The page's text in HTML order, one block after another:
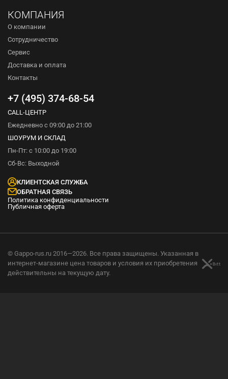
КОМПАНИЯ
О компании
Сотрудничество
Сервис
Доставка и оплата
Контакты
+7 (495) 374-68-54
CALL-ЦЕНТР
Ежедневно с 09:00 до 21:00
ШОУРУМ И СКЛАД
Пн-Пт: с 10:00 до 19:00
Сб-Вс: Выходной
КЛИЕНТСКАЯ СЛУЖБА
ОБРАТНАЯ СВЯЗЬ
Политика конфиденциальности
Публичная оферта
© Gappo-rus.ru 2016—2026. Все права защищены. Указанная в
интернет-магазине цена товаров и условия их приобретения
действительны на текущую дату.